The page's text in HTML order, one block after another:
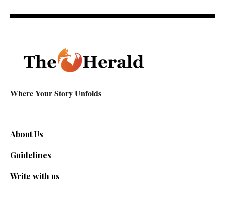
Where Your Story Unfolds
About Us
Guidelines
Write with us